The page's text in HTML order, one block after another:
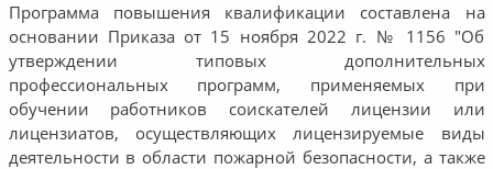
Программа повышения квалификации составлена на
основании Приказа от 15 ноября 2022 г. № 1156 "Об
утверждении типовых дополнительных
профессиональных программ, применяемых при
обучении работников соискателей лицензии или
лицензиатов, осуществляющих лицензируемые виды
деятельности в области пожарной безопасности, а также